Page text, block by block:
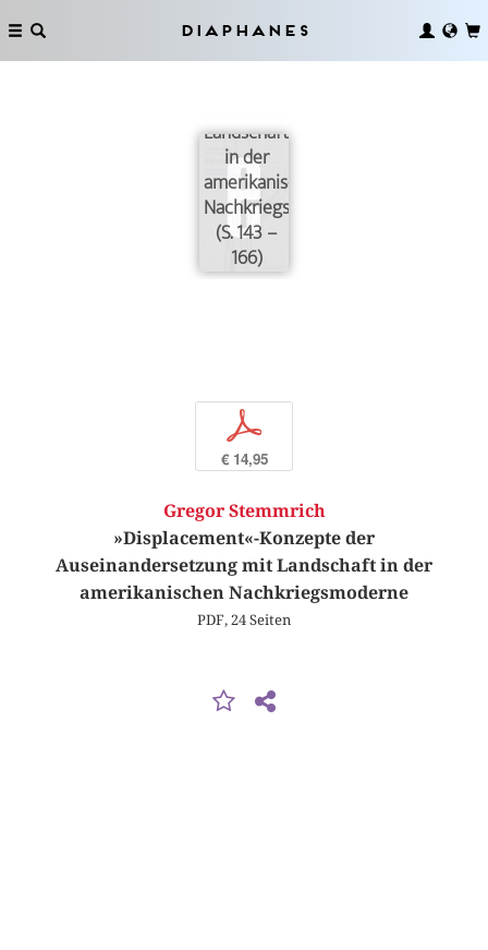
Diaphanes
Konzepte
der
Landschaft
in der
amerikanischen
Nachkriegsmoderne
(S. 143 –
166)
p
€ 14,95
Gregor Stemmrich
»Displacement«-Konzepte der
Auseinandersetzung mit Landschaft in der
amerikanischen Nachkriegsmoderne
PDF, 24 Seiten